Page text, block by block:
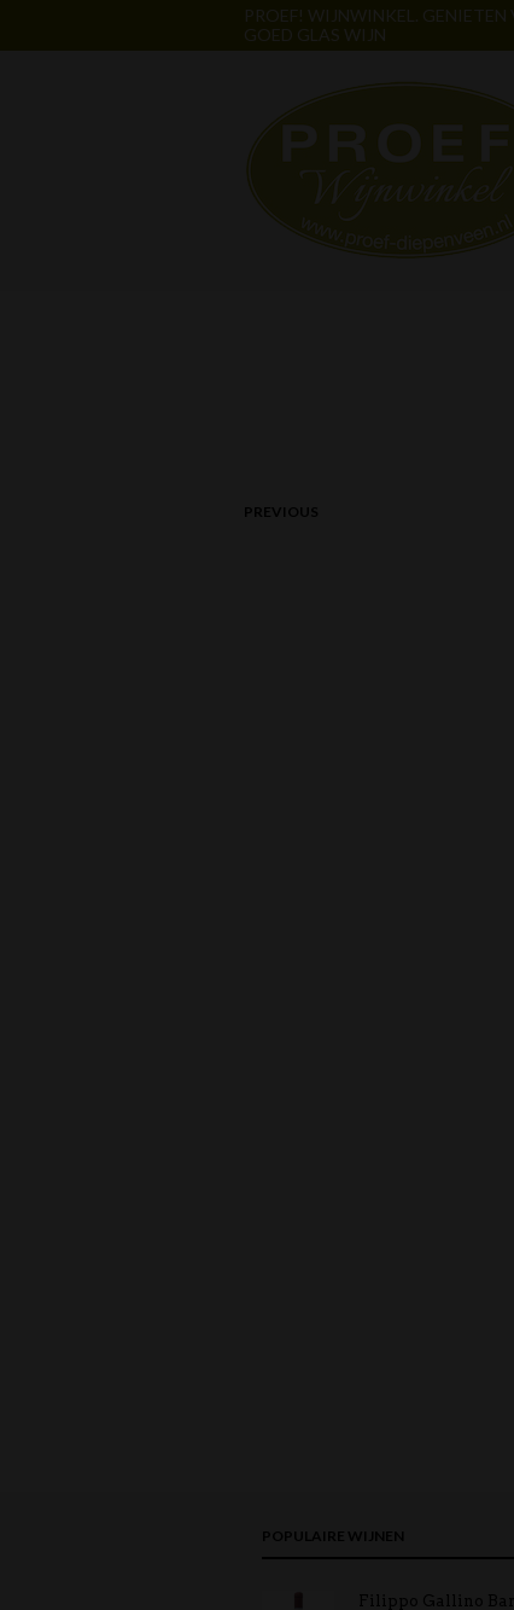
PROEF! WIJNWINKEL. GENIETEN
GOED GLAS WIJN
PREVIOUS
POPULAIRE WIJNEN
Filippo Gallino